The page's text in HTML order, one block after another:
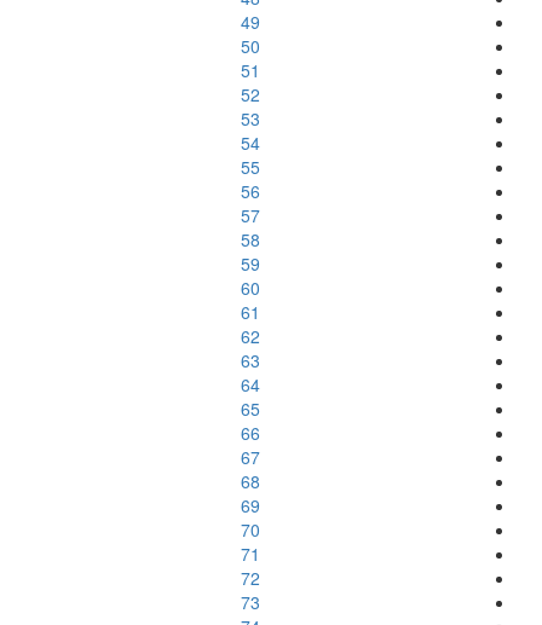
49
50
51
52
53
54
55
56
57
58
59
60
61
62
63
64
65
66
67
68
69
70
71
72
73